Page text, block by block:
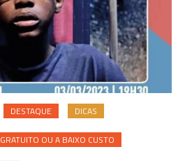
DESTAQUE DICAS
GRATUITO OU A BAIXO CUSTO